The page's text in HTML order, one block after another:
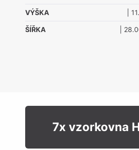
VÝŠKA |
ŠÍŘKA |
7x vzorkovna